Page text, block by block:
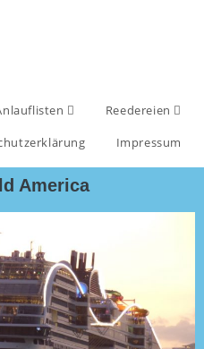
Reedereien
Impressum
America